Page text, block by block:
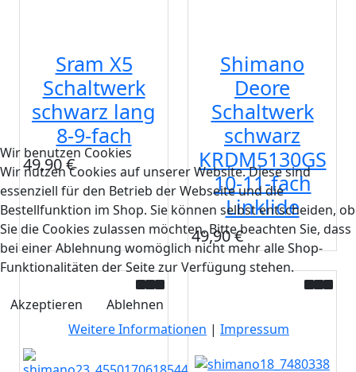
Sram X5
Schaltwerk
schwarz lang
8-9-fach
49,90 €
Shimano
Deore
Schaltwerk
schwarz
KRDM5130GS
10-11-fach
Linklide
49,90 €
Wir benutzen Cookies
Wir nutzen Cookies auf unserer Website. Diese sind
essenziell für den Betrieb der Webseite und die
Bestellfunktion im Shop. Sie können selbst entscheiden, ob
Sie die Cookies zulassen möchten. Bitte beachten Sie, dass
bei einer Ablehnung womöglich nicht mehr alle Shop-
Funktionalitäten der Seite zur Verfügung stehen.
Akzeptieren
Ablehnen
Weitere Informationen | Impressum